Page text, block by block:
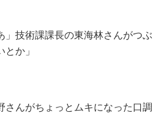
技術課課長の東海林さんがつぶ
か」
んがちょっとムキになった口調